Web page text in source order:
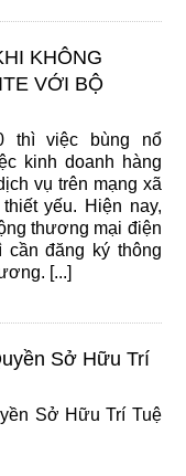
KHÔNG
VỚI BỘ
thì việc bùng nổ
kinh doanh hàng
vụ trên mạng xã
yếu. Hiện nay,
thương mại điện
cần đăng ký thông
[...]
Sở Hữu Trí
Sở Hữu Trí Tuệ